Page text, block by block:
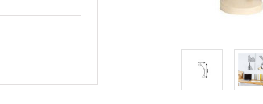
ADD TO CART